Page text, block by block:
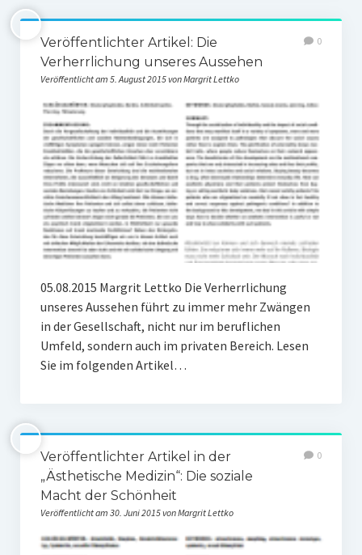
Veröffentlichter Artikel: Die
Verherrlichung unseres Aussehen
Veröffentlicht am 5. August 2015 von Margrit Lettko
0
05.08.2015 Margrit Lettko Die Verherrlichung
unseres Aussehen führt zu immer mehr Zwängen
in der Gesellschaft, nicht nur im beruflichen
Umfeld, sondern auch im privaten Bereich. Lesen
Sie im folgenden Artikel…
Veröffentlichter Artikel in der
„Ästhetische Medizin“: Die soziale
Macht der Schönheit
Veröffentlicht am 30. Juni 2015 von Margrit Lettko
0